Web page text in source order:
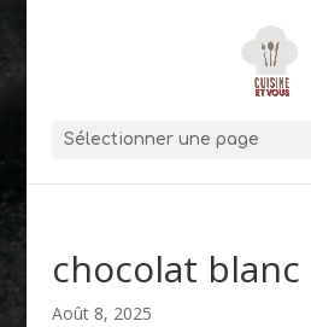
Sélectionner une page
chocolat blanc
Août 8, 2025